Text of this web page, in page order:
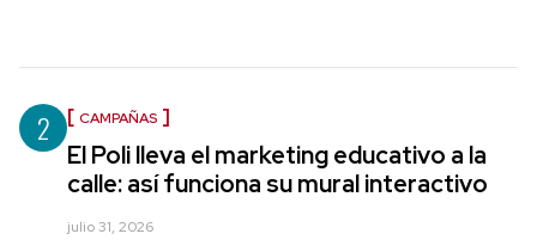
2 CAMPAÑAS
El Poli lleva el marketing educativo a la
calle: así funciona su mural interactivo
julio 31, 2026